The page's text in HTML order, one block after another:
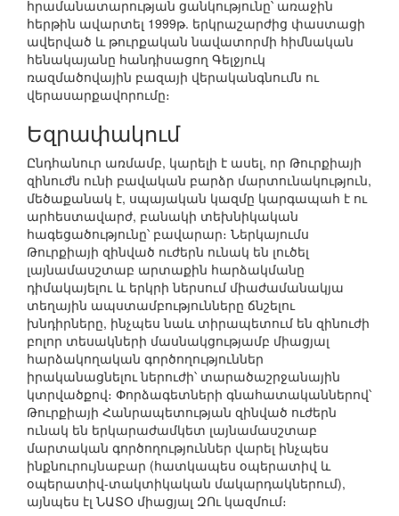
հրամանատարության ցանկությունը՝ առաջին
հերթին ավարտել 1999թ. երկրաշարժից փաստացի
ավերված և թուրքական նավատորմի հիմնական
հենակայանը հանդիսացող Գելջյուկ
ռազմածովային բազայի վերականգնումն ու
վերասարքավորումը։
Եզրափակում
Ընդհանուր առմամբ, կարելի է ասել, որ Թուրքիայի
զինուժն ունի բավական բարձր մարտունակություն,
մեծաքանակ է, սպայական կազմը կարգապահ է ու
արհեստավարժ, բանակի տեխնիկական
հագեցածությունը՝ բավարար։ Ներկայումս
Թուրքիայի զինված ուժերն ունակ են լուծել
լայնամասշտաբ արտաքին հարձակմանը
դիմակայելու և երկրի ներսում միաժամանակյա
տեղային ապստամբությունները ճնշելու
խնդիրները, ինչպես նաև տիրապետում են զինուժի
բոլոր տեսակների մասնակցությամբ միացյալ
հարձակողական գործողություններ
իրականացնելու ներուժի՝ տարածաշրջանային
կտրվածքով։ Փորձագետների գնահատականներով՝
Թուրքիայի Հանրապետության զինված ուժերն
ունակ են երկարաժամկետ լայնամասշտաբ
մարտական գործողություններ վարել ինչպես
ինքնուրույնաբար (հատկապես օպերատիվ և
օպերատիվ-տակտիկական մակարդակներում),
այնպես էլ ՆԱՏՕ միացյալ ԶՈւ կազմում։